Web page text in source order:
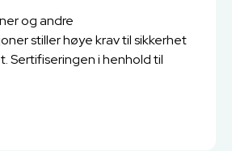
og andre
stiller høye krav til sikkerhet
Sertifiseringen i henhold til